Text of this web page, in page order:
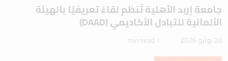
جامعة إربد الأهلية تُنظم لقاءً تعريفيًا بالهيئة
الألمانية للتبادل الأكاديمي (DAAD)
20 يوليو 2026 1 min read